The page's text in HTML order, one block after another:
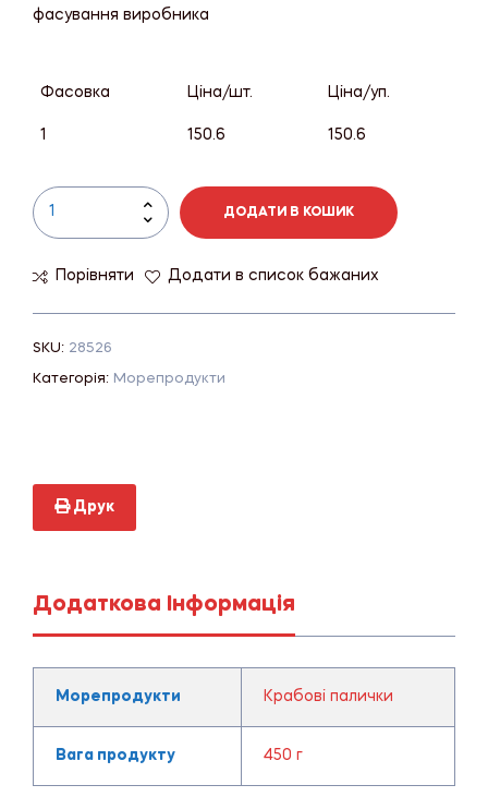
фасування виробника
Фасовка Ціна/шт. Ціна/уп.
1 150.6 150.6
ДОДАТИ В КОШИК
Порівняти Додати в список бажаних
SKU: 28526
Категорія: Морепродукти
Друк
Додаткова Інформація
Морепродукти Крабові палички
Вага продукту 450 г